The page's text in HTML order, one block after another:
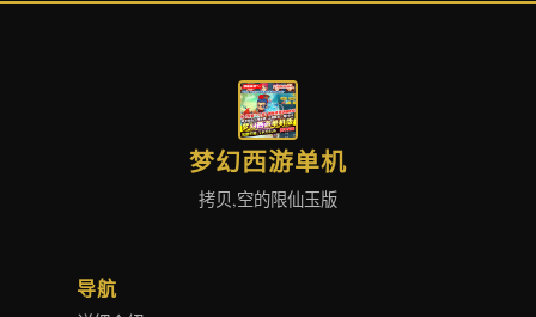
梦幻西游单机
拷贝,空的限仙玉版
导航